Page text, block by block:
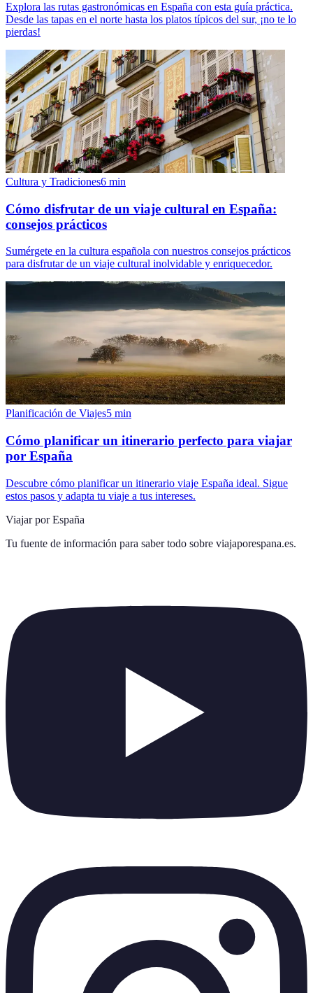
Explora las rutas gastronómicas en España con esta guía práctica.
Desde las tapas en el norte hasta los platos típicos del sur, ¡no te lo
pierdas!
Cultura y Tradiciones6 min
Cómo disfrutar de un viaje cultural en España:
consejos prácticos
Sumérgete en la cultura española con nuestros consejos prácticos
para disfrutar de un viaje cultural inolvidable y enriquecedor.
Planificación de Viajes5 min
Cómo planificar un itinerario perfecto para viajar
por España
Descubre cómo planificar un itinerario viaje España ideal. Sigue
estos pasos y adapta tu viaje a tus intereses.
Viajar por España
Tu fuente de información para saber todo sobre viajaporespana.es.